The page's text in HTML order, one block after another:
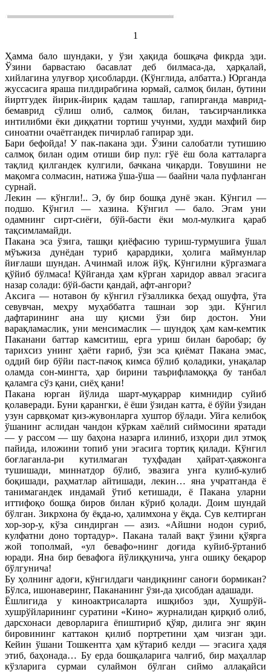
1
Ҳамма бало шундаки, у ўзи ҳақида бошқача фикрда эди.
Ўзини барвастаю басавлат деб билмаса-да, ҳарқалай,
хийлагина улуғвор ҳисобларди. (Кўнглида, албатта.) Юрганда
жуссасига яраша пилдирабгина юрмай, салмоқ билан, бутини
йиртгудек йирик-йирик қадам ташлар, гапирганда маврид-
бемаврид сўлиш олиб, салмоқ билан, таъсирчанликка
интилибми ёки диққатни тортиш учунми, худди махфий бир
синоатни очаётгандек пичирлаб гапирар эди.
Бари бефойда! У пак-пакана эди. Ўзини салобатли тутишию
салмоқ билан одим отиши бир пул: гўё ёш бола катталарга
тақлид қилгандек кулгили, бачкана чиқарди. Товушини не
мақомга солмасин, натижа ўша-ўша — баайни чала пуфланган
сурнай.
Лекин — кўнгли!.. Э, бу бир бошқа дунё экан. Кўнгил —
подшо. Кўнгил — хазина. Кўнгил — бало. Эгам уни
одамнинг сирт-сиёғи, бўй-басти ёки мол-мулкига қараб
тақсимламайди.
Пакана эса ўзига, ташқи қиёфасию туриш-турмушига ўшал
мўъжиза дунёдан туриб қарардики, ҳолига маймунлар
йиғлаши шундан. Ачинмай илож йўқ. Кўнгилни кўргазмага
қўйиб бўлмаса! Қўйганда ҳам кўрган харидор аввал эгасига
назар солади: бўй-басти қандай, афт-ангори?
Аксига — нотавон бу кўнгил гўзалликка беҳад ошуфта, ўта
севувчан, меҳру муҳаббатга ташнаи зор эди. Кўнгил
дафтарининг ана шу қисми ўзи бир достон. Уни
варақламаслик, уни менсимаслик — шундоқ ҳам кам-кемтик
Паканани баттар камситиш, ерга уриш билан баробар; бу
тарихсиз унинг ҳаёти ғариб, ўзи эса қиёмат Пакана эмас,
оддий бир бўйи паст-пачоқ кимса бўлиб қоладики, унақалар
оламда сон-мингта, ҳар бирини таърифламоққа бу танбал
қаламга сўз қани, сиёҳ қани!
Пакана юрган йўлида шарт-муқаррар кимнидир суйиб
қолаверади. Буни қарангки, ё ёши ўзидан катта, ё бўйи ўзидан
узун сарвқомат қиз-жувонларга хуштор бўлади. Уйга келибоқ
ўшанинг аслидан чандон кўркам хаёлий сиймосини яратади
— у рассом — шу баҳона назарга илиниб, изҳори дил этмоқ
пайида, иложини топиб уни эгасига тортиқ қилади. Кўнгил
боғлаганла-ри кутилмаган туҳфадан ҳайрат-ҳаяжонга
тушишади, миннатдор бўлиб, эвазига унга кулиб-кулиб
боқишади, раҳматлар айтишади, лекин… яна учратганда ё
танимагандек индамай ўтиб кетишади, ё Пакана уларни
иттифоқо бошқа биров билан кўриб қолади. Доим шундай
бўлган. Зикрхона бу ёқда-ю, ҳалимхона у ёқда. Сув келтирган
хор-зор-у, кўза синдирган — азиз. «Айшни нодон суриб,
кулфатни доно тортадур». Пакана талай вақт ўзини қўярга
жой тополмай, «ул бевафо»нинг доғида куйиб-ўртаниб
юради. Яна бир бевафога йўлиққунича, унга ошиқу беқарор
бўлгунича!
Бу ҳолнинғ адоғи, кўнгилдаги чандиқнинг саноғи бормикан?
Бўлса, ишонаверинг, Пакананинг ўзи-да ҳисобдан адашади.
Ёшлигида у киноактрисаларта ишқибоз эди, Хушрўй-
хушрўйларининг суратини «Кино» журналидан қирқиб олиб,
дарсхонаси деворларига ёпиштириб қўяр, дилига энг яқин
бировининг каттакон қилиб портретини ҳам чизган эди.
Кейин ўшани Тошкентга ҳам кўтариб келди — эгасига ҳадя
этиб, баҳонада… Бу ерда бошқаларига чалғиб, бир маҳаллар
кўзларига сурмаи сулаймон бўлган сиймо аллақайси